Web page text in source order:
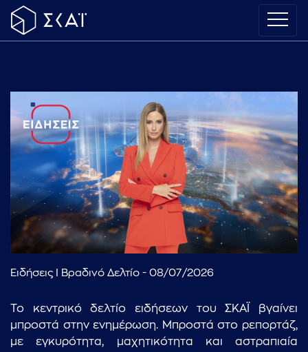
Ειδήσεις I Βραδινό Δελτίο - 08/07/2026
Το κεντρικό δελτίο ειδήσεων του ΣΚΑΪ βγαίνει
μπροστά στην ενημέρωση. Μπροστά στο ρεπορτάζ,
με εγκυρότητα, μαχητικότητα και αστραπιαία